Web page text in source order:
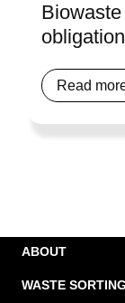
Read
ABOUT
WASTE